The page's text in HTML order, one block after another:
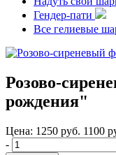
Гендер-пати
Все гелиевые
Розово-
рождения"
Цена: 1250 руб. 1100
-